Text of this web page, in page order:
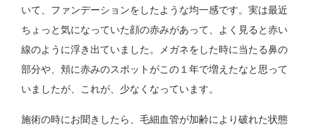
いて、ファンデーションをしたような均一感です。実は最近
ちょっと気になっていた顔の赤みがあって、よく見ると赤い
線のように浮き出ていました。メガネをした時に当たる鼻の
部分や、頬に赤みのスポットがこの１年で増えたなと思って
いましたが、これが、少なくなっています。
施術の時にお聞きしたら、毛細血管が加齢により破れた状態